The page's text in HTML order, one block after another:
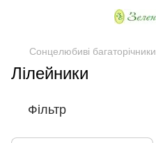
Сонцелюбиві багаторічники
Лілейники
Фільтр